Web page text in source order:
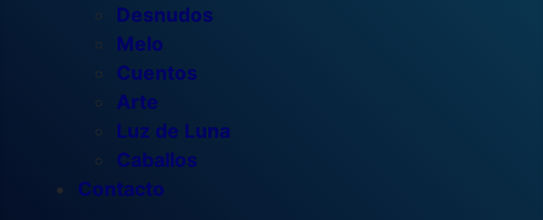
Desnudos
Melo
Cuentos
Arte
Luz de Luna
Caballos
Contacto